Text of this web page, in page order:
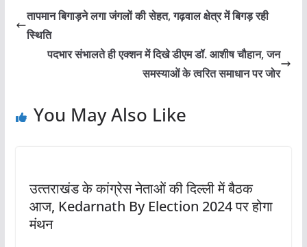
तापमान बिगाड़ने लगा जंगलों की सेहत, गढ़वाल क्षेत्र में बिगड़ रही
स्थिति
पदभार संभालते ही एक्शन में दिखे डीएम डॉ. आशीष चौहान, जन
समस्याओं के त्वरित समाधान पर जोर
You May Also Like
उत्‍तराखंड के कांग्रेस नेताओं की दिल्ली में बैठक
आज, Kedarnath By Election 2024 पर होगा
मंथन